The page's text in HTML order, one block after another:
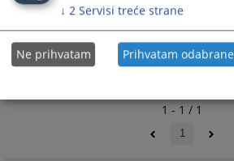
1 - 1 / 1
1
↓ 2 Servisi treće strane
Ne prihvatam Prihvatam odabrane